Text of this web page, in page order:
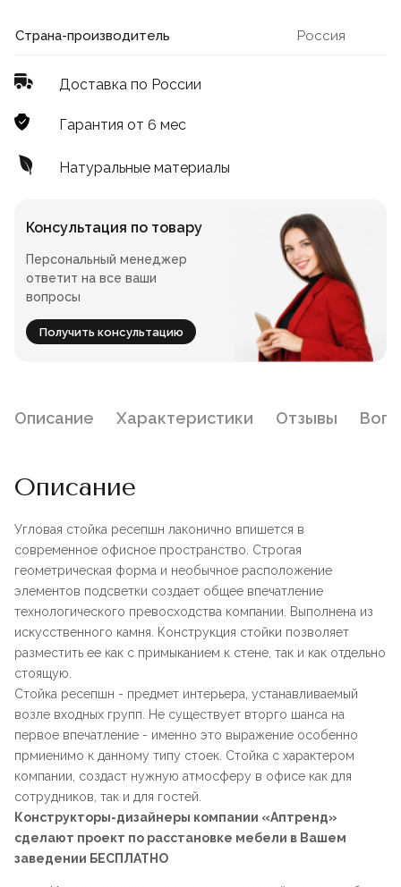
Страна-производитель Россия
Доставка по России
Гарантия от 6 мес
Натуральные материалы
Консультация по товару
Персональный менеджер
ответит на все ваши
вопросы
Получить консультацию
Описание Характеристики Отзывы
Описание
Угловая стойка ресепшн лаконично впишется в
современное офисное пространство. Строгая
геометрическая форма и необычное расположение
элементов подсветки создает общее впечатление
технологического превосходства компании. Выполнена из
искусственного камня. Конструкция стойки позволяет
разместить ее как с примыканием к стене, так и как отдельно
стоящую.
Стойка ресепшн - предмет интерьера, устанавливаемый
возле входных групп. Не существует вторго шанса на
первое впечатление - именно это выражение особенно
прмиенимо к данному типу стоек. Стойка с характером
компании, создаст нужную атмосферу в офисе как для
сотрудников, так и для гостей.
Конструкторы-дизайнеры компании «Аптренд»
сделают проект по расстановке мебели в Вашем
заведении БЕСПЛАТНО
Лофт
Квадратные
Для гостиниц
Для летнего кафе
Лофт